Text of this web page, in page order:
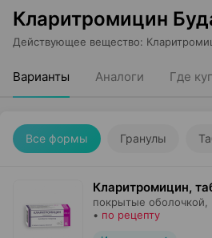
Кларитромицин
Действующее вещество:
Варианты Аналоги Где
Все формы Гранулы
Кларитромицин,
покрытые оболочкой,
• по рецепту